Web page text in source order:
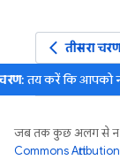
arrow_back_iosतीसरा चरण
: तय करें कि आपको
जब तक कुछ अलग से न
Commons